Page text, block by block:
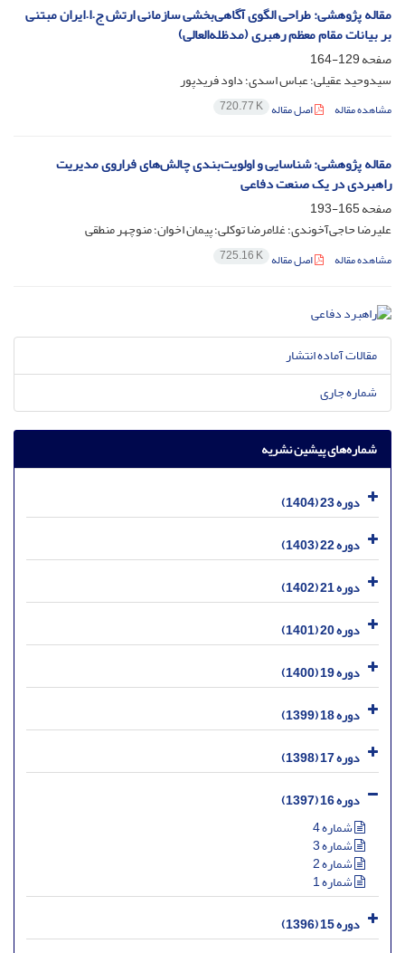
مقاله پژوهشی: طراحی الگوی آگاهی‌بخشی سازمانی ارتش ج.ا.ایران مبتنی
بر بیانات مقام معظم رهبری (مدظله‌العالی)
صفحه129-164
سیدوحید عقیلی؛ عباس اسدی؛ داود فریدپور
مشاهده مقاله اصل مقاله 720.77 K
مقاله پژوهشی: شناسایی و اولویت‏‌بندی چالش‏‌های فراروی مدیریت
راهبردی در یک صنعت دفاعی
صفحه165-193
علیرضا حاجی‌آخوندی؛ غلامرضا توکلی؛ پیمان اخوان؛ منوچهر منطقی
مشاهده مقاله اصل مقاله 725.16 K
مقالات آماده انتشار
شماره جاری
شماره‌های پیشین نشریه
دوره 23 (1404)
دوره 22 (1403)
دوره 21 (1402)
دوره 20 (1401)
دوره 19 (1400)
دوره 18 (1399)
دوره 17 (1398)
دوره 16 (1397)
شماره 4
شماره 3
شماره 2
شماره 1
دوره 15 (1396)